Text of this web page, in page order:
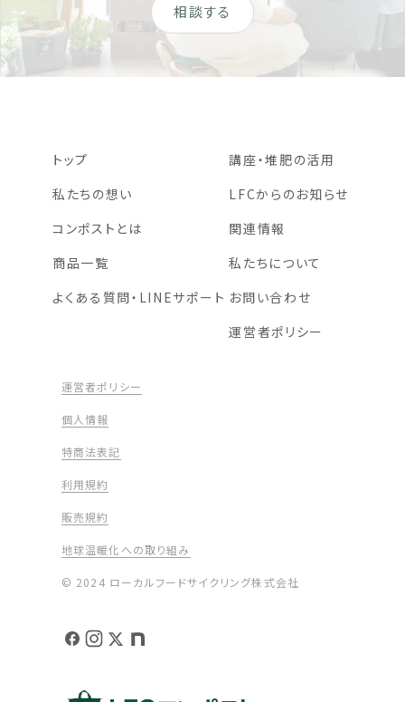
相談する
トップ
私たちの想い
コンポストとは
商品一覧
よくある質問・LINEサポート
講座・堆肥の活用
LFCからのお知らせ
関連情報
私たちについて
お問い合わせ
運営者ポリシー
© 2024 ローカルフードサイクリング株式会社
運営者ポリシー
個人情報
特商法表記
利用規約
販売規約
地球温暖化への取り組み